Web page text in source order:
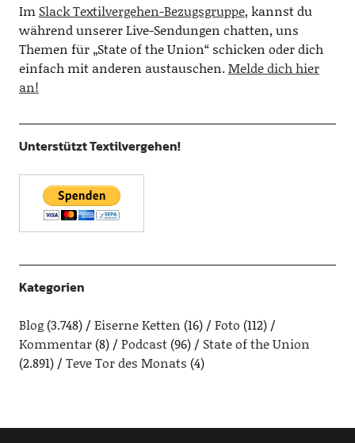
Im Slack Textilvergehen-Bezugsgruppe, kannst du
während unserer Live-Sendungen chatten, uns
Themen für „State of the Union“ schicken oder dich
einfach mit anderen austauschen.Melde dich hier
an!
Unterstützt Textilvergehen!
Kategorien
Blog(3.748) Eiserne Ketten (16) Foto (112)
Kommentar(8) Podcast(96)
State of the Union
(2.891)
Teve Tor des Monats (4)